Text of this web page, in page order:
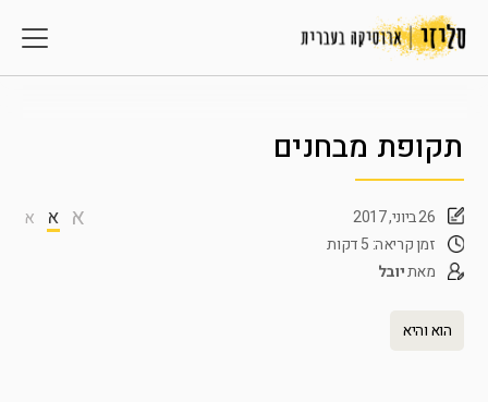
תקופת מבחנים
א א א
26 ביוני, 2017
זמן קריאה: 5 דקות
מאתיובל
הוא והיא